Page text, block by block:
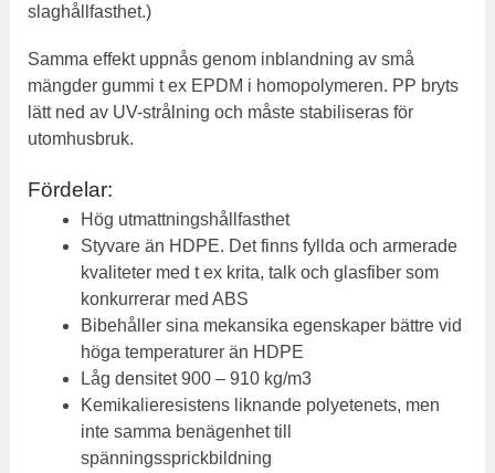
slaghållfasthet.)
Samma effekt uppnås genom inblandning av små
mängder gummi t ex EPDM i homopolymeren. PP bryts
lätt ned av UV-strålning och måste stabiliseras för
utomhusbruk.
Fördelar:
Hög utmattningshållfasthet
Styvare än HDPE. Det finns fyllda och armerade
kvaliteter med t ex krita, talk och glasfiber som
konkurrerar med ABS
Bibehåller sina mekansika egenskaper bättre vid
höga temperaturer än HDPE
Låg densitet 900 – 910 kg/m3
Kemikalieresistens liknande polyetenets, men
inte samma benägenhet till
spänningssprickbildning